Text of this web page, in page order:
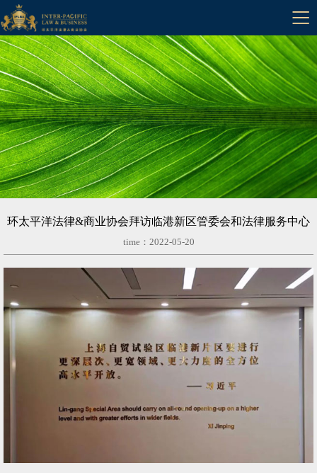

中文
环太平洋法律&商业协会拜访临港新区管委会和法律服务中心
time：2022-05-20